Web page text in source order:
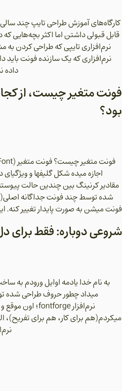
کارگاه‌های آموزش طراحی تایپ چند سالی
قابل قبولی داشتن اما اکثر بچه‌هایی
نرم‌افزاری تایپی که طراحی کردن
نرم‌افزاری که یک سازنده فونت باید
داده
فونت متغیر چیست، از
بود؟
اجازه میده شکل گلیفها و
مقادیر کرنینگ بین چندین حالت
فونت میشن به صورت پایدار تغییر کنه.
شروعی دوباره: فقط برای
به نام خدا یادمه اوایل ورودم به
میکردم(هم برای کار، هم برای تفریح)،